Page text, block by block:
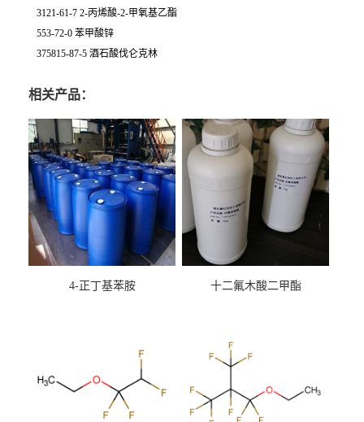
3121-61-7 2-丙烯酸-2-甲氧基乙酯
553-72-0 苯甲酸锌
375815-87-5 酒石酸伐仑克林
相关产品：
4-正丁基苯胺 十二氟木酸二甲酯